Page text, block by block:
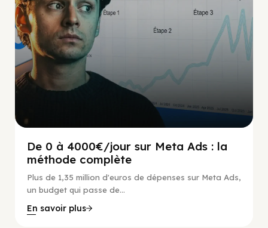
De 0 à 4000€/jour sur Meta Ads : la
méthode complète
Plus de 1,35 million d'euros de dépenses sur Meta Ads,
un budget qui passe de...
En savoir plus